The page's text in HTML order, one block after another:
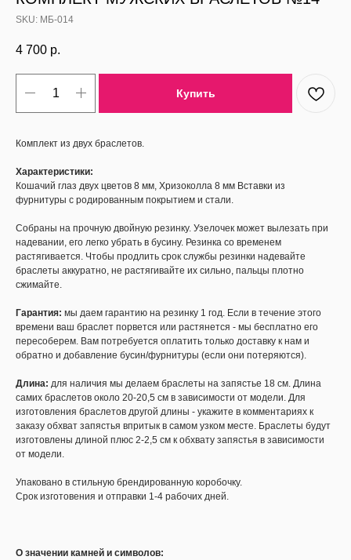
SKU: МБ-014
4 700 р.
Купить
Комплект из двух браслетов.
Характеристики:
Кошачий глаз двух цветов 8 мм, Хризоколла 8 мм Вставки из
фурнитуры с родированным покрытием и стали.
Собраны на прочную двойную резинку. Узелочек может вылезать при
надевании, его легко убрать в бусину. Резинка со временем
растягивается. Чтобы продлить срок службы резинки надевайте
браслеты аккуратно, не растягивайте их сильно, пальцы плотно
сжимайте.
Гарантия: мы даем гарантию на резинку 1 год. Если в течение этого
времени ваш браслет порвется или растянется - мы бесплатно его
пересоберем. Вам потребуется оплатить только доставку к нам и
обратно и добавление бусин/фурнитуры (если они потеряются).
Длина: для наличия мы делаем браслеты на запястье 18 см. Длина
самих браслетов около 20-20,5 см в зависимости от модели. Для
изготовления браслетов другой длины - укажите в комментариях к
заказу обхват запястья впритык в самом узком месте. Браслеты будут
изготовлены длиной плюс 2-2,5 см к обхвату запястья в зависимости
от модели.
Упаковано в стильную брендированную коробочку.
Срок изготовения и отправки 1-4 рабочих дней.
О значении камней и символов: